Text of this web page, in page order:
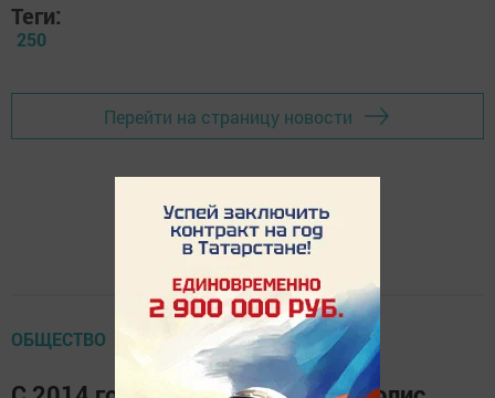
Теги:
250
Перейти на страницу новости
ОБЩЕСТВО